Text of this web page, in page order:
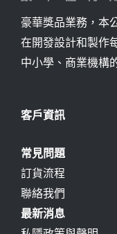
豪華獎品業務，本
在開發設計和製作
中小學、商業機構
客戶資訊
常見問題
訂貨流程
聯絡我們
最新消息